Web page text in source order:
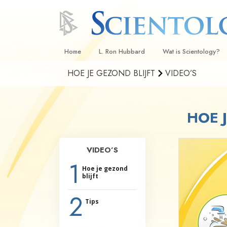
Home L. Ron Hubbard Wat is Scientology?
Overtuigingen &
Wat scientologen
Scientology
Maak kennis met
Binnen in een Kerk
De
Een Inleiding tot
HOE JE GEZOND BLIJFT VIDEO’S
HOE
VIDEO’S
1
Hoe je gezond
blijft
2 Tips